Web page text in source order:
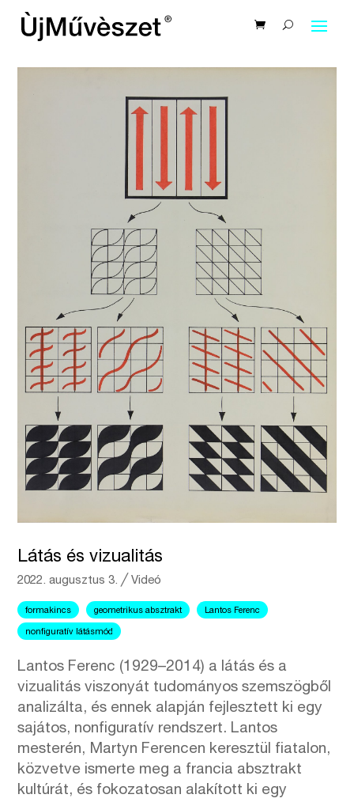
Látás és vizualitás
2022. augusztus 3. ╱Videó
formakincs geometrikus absztrakt Lantos Ferenc
nonfiguratív látásmód
Lantos Ferenc (1929–2014) a látás és a
vizualitás viszonyát tudományos szemszögből
analizálta, és ennek alapján fejlesztett ki egy
sajátos, nonfiguratív rendszert. Lantos
mesterén, Martyn Ferencen keresztül fiatalon,
közvetve ismerte meg a francia absztrakt
kultúrát, és fokozatosan alakított ki egy